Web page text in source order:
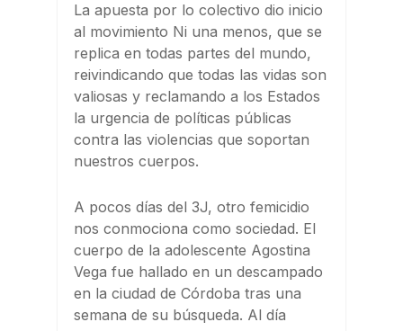
La apuesta por lo colectivo dio inicio
al movimiento Ni una menos, que se
replica en todas partes del mundo,
reivindicando que todas las vidas son
valiosas y reclamando a los Estados
la urgencia de políticas públicas
contra las violencias que soportan
nuestros cuerpos.
A pocos días del 3J, otro femicidio
nos conmociona como sociedad. El
cuerpo de la adolescente Agostina
Vega fue hallado en un descampado
en la ciudad de Córdoba tras una
semana de su búsqueda. Al día